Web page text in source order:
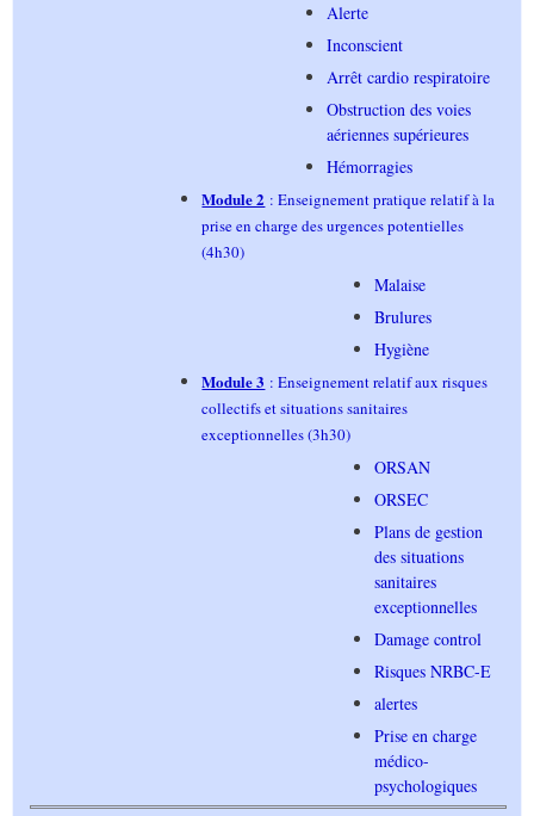
Alerte
Inconscient
Arrêt cardio respiratoire
Obstruction des voies
aériennes supérieures
Hémorragies
Module 2 : Enseignement pratique relatif à la
prise en charge des urgences potentielles
(4h30)
Malaise
Brulures
Hygiène
Module 3 : Enseignement relatif aux risques
collectifs et situations sanitaires
exceptionnelles (3h30)
ORSAN
ORSEC
Plans de gestion
des situations
sanitaires
exceptionnelles
Damage control
Risques NRBC-E
alertes
Prise en charge
médico-
psychologiques